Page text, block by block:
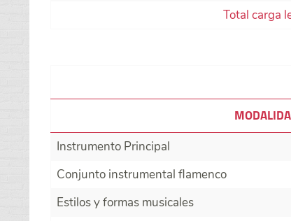
Total carga
Instrumento Principal
Conjunto instrumental flamenco
Estilos y formas musicales